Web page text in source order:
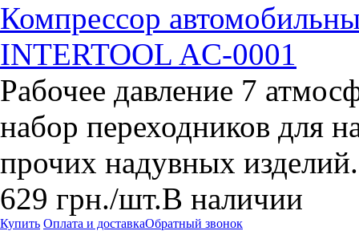
Компрессор
INTERTOOL AC-0001
Рабочее давление 7
набор переходников для
прочих надувных изделий.
629 грн./шт.В наличии
Купить Оплата и доставкаОбратный звонок